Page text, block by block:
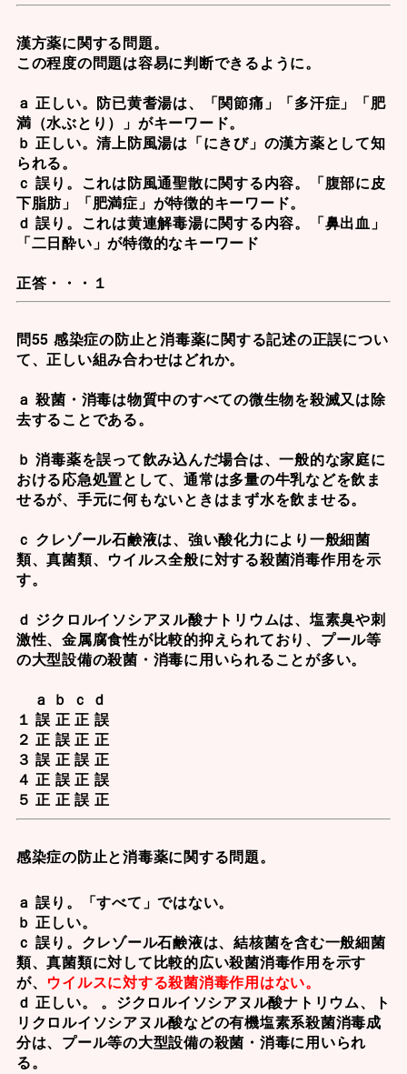
漢方薬に関する問題。
この程度の問題は容易に判断できるように。
ａ 正しい。 防已黄耆湯は、「関節痛」「多汗症」「肥
満（水ぶとり）」がキーワード。
ｂ 正しい。清上防風湯は「にきび」の漢方薬として知
られる。
ｃ 誤り。これは防風通聖散に関する内容。「腹部に皮
下脂肪」「肥満症」が特徴的キーワード。
ｄ 誤り。これは黄連解毒湯に関する内容。「鼻出血」
「二日酔い」が特徴的なキーワード
正答・・・１
問55 感染症の防止と消毒薬に関する記述の正誤につい
て、正しい組み合わせはどれか。
ａ 殺菌・消毒は物質中のすべての微生物を殺滅又は除
去することである。
ｂ 消毒薬を誤って飲み込んだ場合は、一般的な家庭に
おける応急処置として、通常は多量の牛乳などを飲ま
せるが、手元に何もないときはまず水を飲ませる。
ｃ クレゾール石鹸液は、強い酸化力により一般細菌
類、真菌類、ウイルス全般に対する殺菌消毒作用を示
す。
ｄ ジクロルイソシアヌル酸ナトリウムは、塩素臭や刺
激性、金属腐食性が比較的抑えられており、プール等
の大型設備の殺菌・消毒に用いられることが多い。
ａ ｂ ｃ ｄ
１ 誤 正 正 誤
２ 正 誤 正 正
３ 誤 正 誤 正
４ 正 誤 正 誤
５ 正 正 誤 正
感染症の防止と消毒薬に関する問題。
ａ 誤り。「すべて」ではない。
ｂ 正しい。
ｃ 誤り。 クレゾール石鹸液は、結核菌を含む一般細菌
類、真菌類に対して比較的広い殺菌消毒作用を示す
が、 ウイルスに対する殺菌消毒作用はない。
ｄ 正しい。 。 ジクロルイソシアヌル酸ナトリウム、ト
リクロルイソシアヌル酸などの有機塩素系殺菌消毒成
分は、プール等の大型設備の殺菌・消毒に用いられ
る。